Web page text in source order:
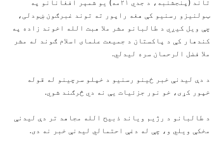
تاند (پنجشنبه، د جدي ۲۱مه) یو شمېر افغانانو په
ټولنیزو رسنیو کې هغه راپور ته توند غبرګون ښودلی،
چې ویل کیږي د طالبانو مشر ملا هبت الله اخوند زاده په
کندهار کې د پاکستان د جمیعت علمای اسلام ګوند له مشر
ملا فضل الرحمان سره لیدلي.
د دې لیدنې خبر ځینو رسنیو د خپلو سرچینو له قوله
خپور کړی، خو نور جزئیات یې نه دي څرګند شوي.
د طالبانو د رژیم ویاند ذبیح الله مجاهد تر دې لیدنې
مخکې ویلي و، چې له دغې احتمالي لیدنې خبر نه دی.